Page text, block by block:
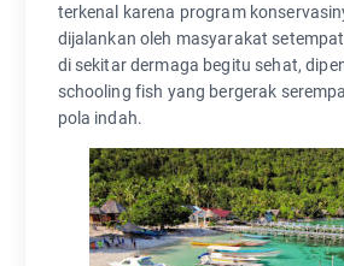
terkenal karena program
dijalankan oleh masyarakat
di sekitar dermaga begitu sehat,
schooling fish yang bergerak
pola indah.